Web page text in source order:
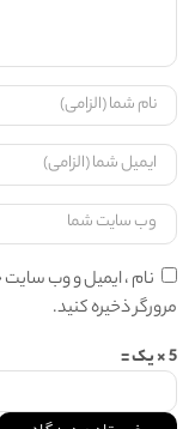
نام ، ایمیل و وب سایت
مرورگر ذخیره کنید.
5 × یک =